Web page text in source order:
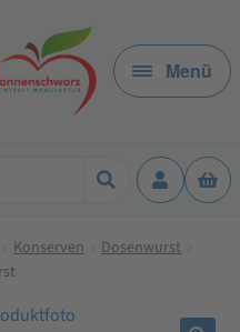
Menü
Konserven
Dosenwurst